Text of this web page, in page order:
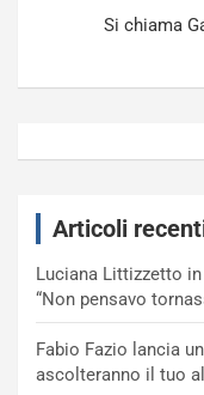
Si chiama
Articoli
Luciana Littizzetto
“Non pensavo
Fabio Fazio lancia
ascolteranno il tuo